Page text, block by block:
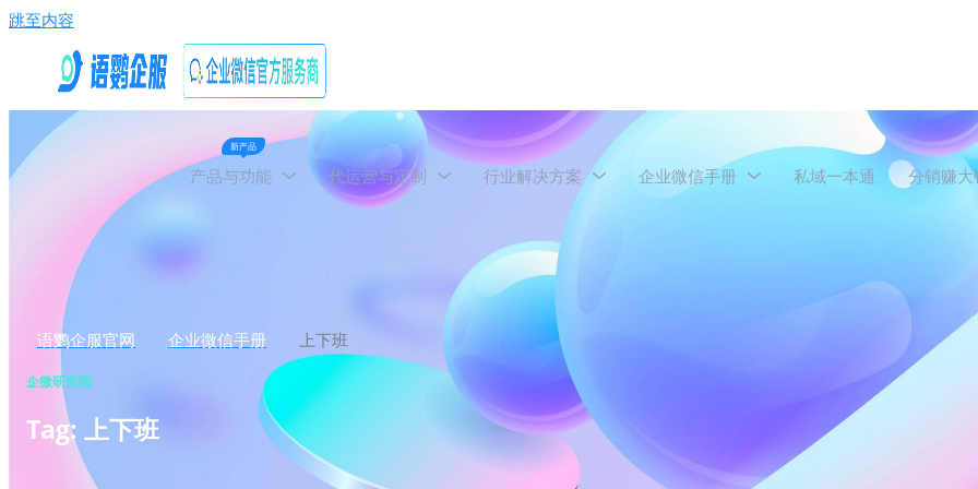
跳至内容
新产品
产品与功能 代运营与定制 行业解决方案 企业微信手册 私域一本通 分销赚大
语鹦企服官网 企业微信手册 上下班
企微研究院
Tag: 上下班